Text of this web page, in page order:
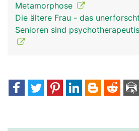
Metamorphose
Die ältere Frau - das
Senioren sind